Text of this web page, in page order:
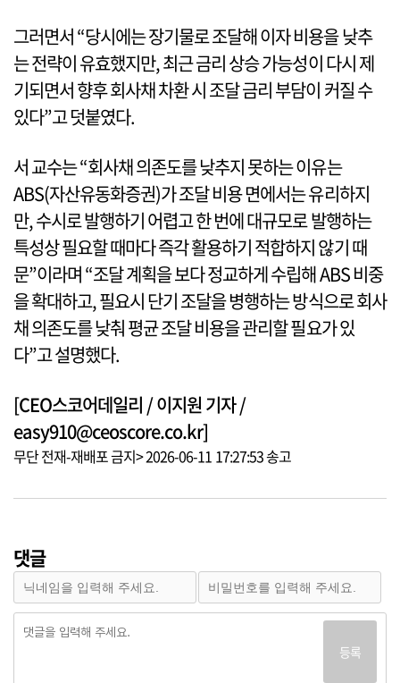
그러면서 “당시에는 장기물로 조달해 이자 비용을 낮추
는 전략이 유효했지만, 최근 금리 상승 가능성이 다시 제
기되면서 향후 회사채 차환 시 조달 금리 부담이 커질 수
있다”고 덧붙였다.
서 교수는 “회사채 의존도를 낮추지 못하는 이유는
ABS(자산유동화증권)가 조달 비용 면에서는 유리하지
만, 수시로 발행하기 어렵고 한 번에 대규모로 발행하는
특성상 필요할 때마다 즉각 활용하기 적합하지 않기 때
문”이라며 “조달 계획을 보다 정교하게 수립해 ABS 비중
을 확대하고, 필요시 단기 조달을 병행하는 방식으로 회사
채 의존도를 낮춰 평균 조달 비용을 관리할 필요가 있
다”고 설명했다.
[CEO스코어데일리 / 이지원 기자 /
easy910@ceoscore.co.kr]
무단 전재-재배포 금지> 2026-06-11 17:27:53 송고
댓글
등록